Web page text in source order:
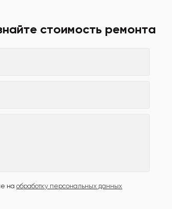
стоимость ремонта
на обработку персональных данных